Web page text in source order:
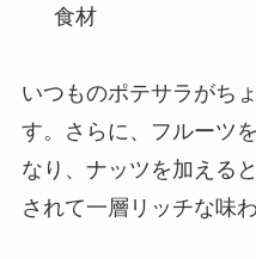
食材
いつものポテサラがち
す。さらに、フルーツ
なり、ナッツを加える
されて一層リッチな味わ